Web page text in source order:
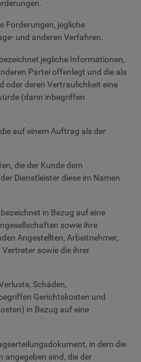
Forderungen, jegliche
und anderen Verfahren.
jegliche Informationen,
Partei offenlegt und die als
oder deren Vertraulichkeit eine
(darin inbegriffen
auf einem Auftrag als der
die der Kunde dem
Dienstleister diese im Namen
bezeichnet in Bezug auf eine
sowie ihre
Angestellten, Arbeitnehmer,
sowie die ihrer
Schäden,
Gerichtskosten und
in Bezug auf eine
in dem die
angegeben sind, die der